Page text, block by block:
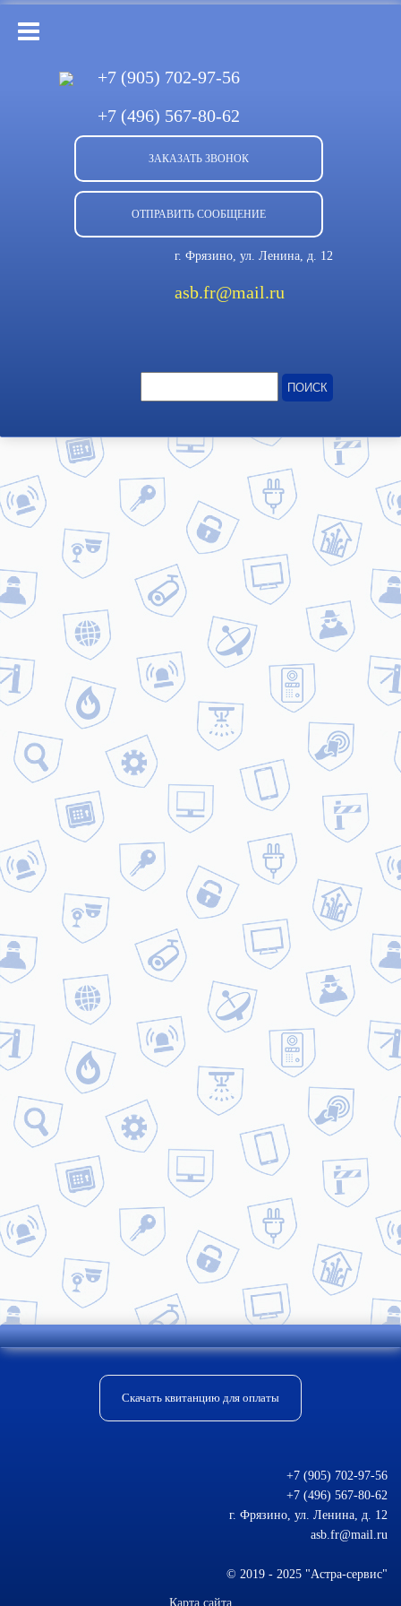
+7 (905) 702-97-56
+7 (496) 567-80-62
ЗАКАЗАТЬ ЗВОНОК
ОТПРАВИТЬ СООБЩЕНИЕ
г. Фрязино, ул. Ленина, д. 12
asb.fr@mail.ru
Новости Климат-контроль в доме
Климат-контроль в доме
Управлять климатом в доме легко. С
системами климат-контроль вы сможете
регулировать температуру в помещении
на нужном уровне. В ваше отсутствие
можно экономить энергоресурсы,
поддерживая температурный уровень
максимально низким, но к вашему
приходу он поднимется до комфортной
отметки. Комфорт и экономия —
лучший выбор, который вам обеспечит
наше оборудование.
Оставить комментарий
Отправить комментарий
Скачать квитанцию для оплаты
+7 (905) 702-97-56
+7 (496) 567-80-62
г. Фрязино, ул. Ленина, д. 12
asb.fr@mail.ru
© 2019 - 2025 "Астра-сервис"
Карта сайта